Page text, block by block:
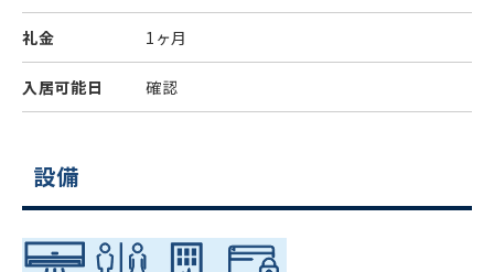
礼金 1ヶ月
入居可能日 確認
設備